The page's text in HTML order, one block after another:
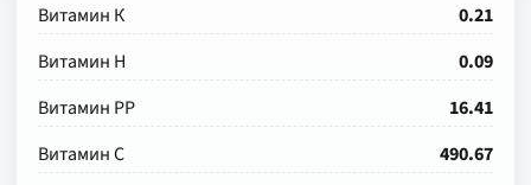
Витамин К
0.21
Витамин Н
0.09
Витамин РР
16.41
Витамин С
490.67